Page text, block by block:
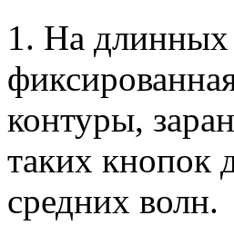
1. На длинных
контуры,
таких кнопок
средних волн.